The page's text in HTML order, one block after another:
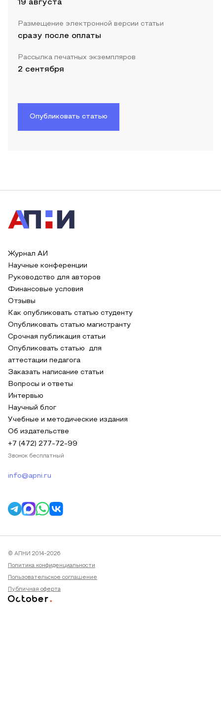
19 августа
Размещение электронной версии статьи
сразу после оплаты
Рассылка печатных экземпляров
2 сентября
Опубликовать статью
Журнал АИ
Научные конференции
Руководство для авторов
Финансовые условия
Отзывы
Как опубликовать статью студенту
Опубликовать статью магистранту
Срочная публикация статьи
Опубликовать статью для
аттестации педагога
Заказать написание статьи
Вопросы и ответы
Интервью
Научный блог
Учебные и методические издания
Об издательстве
+7 (472) 277-72-99
Звонок бесплатный
info@apni.ru
© АПНИ 2014-2026
Политика конфиденциальности
Пользовательское соглашение
Публичная оферта